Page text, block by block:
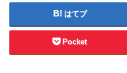
はてブ
Pocket